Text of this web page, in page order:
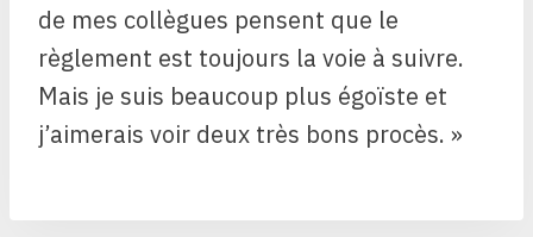
de mes collègues pensent que le
règlement est toujours la voie à suivre.
Mais je suis beaucoup plus égoïste et
j’aimerais voir deux très bons procès. »